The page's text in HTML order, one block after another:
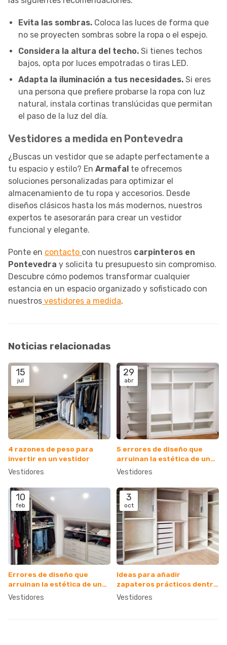
Evita las sombras. Coloca las luces de forma que
no se proyecten sombras sobre la ropa o el espejo.
Considera la altura del techo. Si tienes techos
bajos, opta por luces empotradas o tiras LED.
Adapta la iluminación a tus necesidades. Si eres
una persona que prefiere probarse la ropa con luz
natural, instala cortinas translúcidas que permitan
el paso de la luz del día.
Vestidores a medida en Pontevedra
¿Buscas un vestidor que se adapte perfectamente a
tu espacio y estilo? En Armafal te ofrecemos
soluciones personalizadas para optimizar el
almacenamiento de tu ropa y accesorios. Desde
diseños clásicos hasta los más modernos, nuestros
expertos te asesorarán para crear un vestidor
funcional y elegante.
Ponte en contacto con nuestros carpinteros en
Pontevedra y solicita tu presupuesto sin compromiso.
Descubre cómo podemos transformar cualquier
estancia en un espacio organizado y sofisticado con
nuestros vestidores a medida.
Noticias relacionadas
15
jul
4 razones de peso para
invertir en un vestidor
Vestidores
29
abr
5 errores de diseño que
arruinan la estética de un
vestidor de madera
Vestidores
10
feb
Errores de diseño que
arruinan la estética de un
vestidor de madera
Vestidores
3
oct
Ideas para añadir
zapateros prácticos dentro
de un vestidor
Vestidores